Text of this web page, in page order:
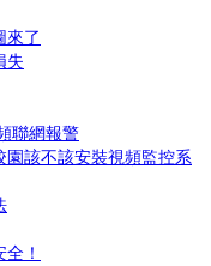
來了
失
聯網報警
該不該安裝視頻監控系
！